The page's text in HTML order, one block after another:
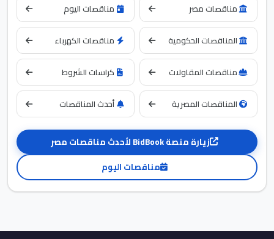
مناقصات مصر مناقصات اليوم
المناقصات الحكومية مناقصات الكهرباء
مناقصات المقاولات كراسات الشروط
المناقصات المصرية أحدث المناقصات
زيارة منصة BidBook لأحدث مناقصات مصر
مناقصات اليوم